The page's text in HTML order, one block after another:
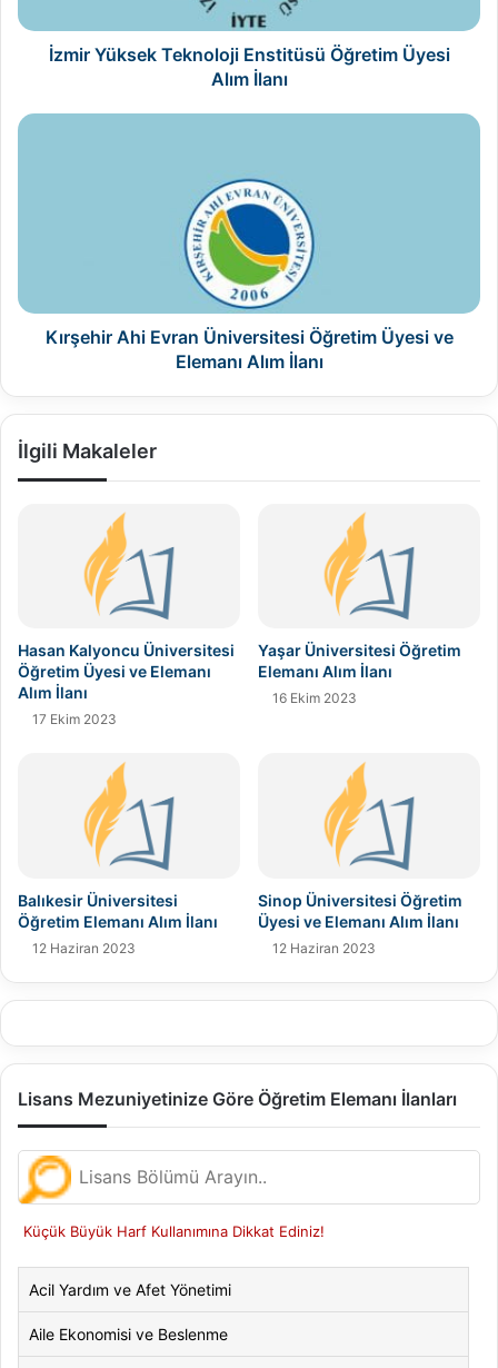
İzmir Yüksek Teknoloji Enstitüsü Öğretim Üyesi
Alım İlanı
Kırşehir
Alım
Kırşehir Ahi Evran Üniversitesi Öğretim Üyesi ve
Elemanı Alım İlanı
İlgili Makaleler
Hasan Kalyoncu Üniversitesi
Öğretim Üyesi ve Elemanı
Alım İlanı
17 Ekim 2023
Yaşar Üniversitesi Öğretim
Elemanı Alım İlanı
16 Ekim 2023
Balıkesir Üniversitesi
Öğretim Elemanı Alım İlanı
12 Haziran 2023
Sinop Üniversitesi Öğretim
Üyesi ve Elemanı Alım İlanı
12 Haziran 2023
Lisans Mezuniyetinize Göre Öğretim Elemanı İlanları
Küçük Büyük Harf Kullanımına Dikkat Ediniz!
Acil Yardım ve Afet Yönetimi
Aile Ekonomisi ve Beslenme